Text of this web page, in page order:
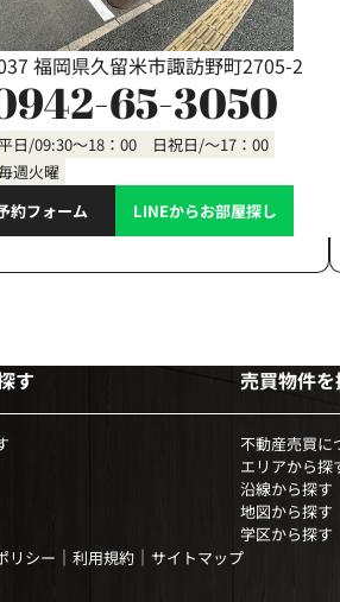
福岡県久留米市諏訪野町2705-2
65-3050
日/09:30～18：00 日祝日/～17：00
週火曜
約フォーム
LINEからお部屋探し
す 売買物件を
不動産売買に
エリアから探
沿線から探す
地図から探す
学区から探す
リシー ｜ 利用規約 ｜ サイトマップ